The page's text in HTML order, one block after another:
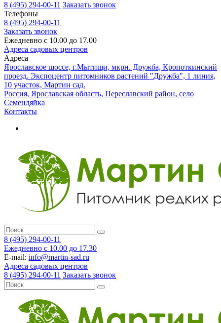
8 (495) 294-00-11 Заказать звонок
Телефоны
8 (495) 294-00-11
Заказать звонок
Ежедневно с 10.00 до 17.00
Адреса садовых центров
Адреса
Ярославское шоссе, г.Мытищи, мкрн. Дружба, Кропоткинский
проезд. Экспоцентр питомников растений "Дружба", 1 линия,
10 участок, Мартин сад.
Россия, Ярославская область, Переславский район, село
Семендяйка
Контакты
8 (495) 294-00-11
Ежедневно с 10.00 до 17.30
E-mail: info@martin-sad.ru
Адреса садовых центров
8 (495) 294-00-11 Заказать звонок